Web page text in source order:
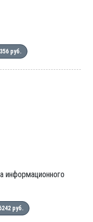
руб.
информационного
руб.